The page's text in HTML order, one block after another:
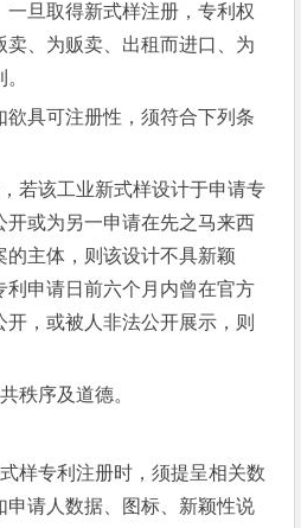
一旦取得新式样注册，专利权
卖、为贩卖、出租而进口、为
具可注册性，须符合下列条
该工业新式样设计于申请专
开或为另一申请在先之马来西
的主体，则该设计不具新颖
利申请日前六个月内曾在官方
，或被人非法公开展示，则
序及道德。
专利注册时，须提呈相关数
申请人数据、图标、新颖性说